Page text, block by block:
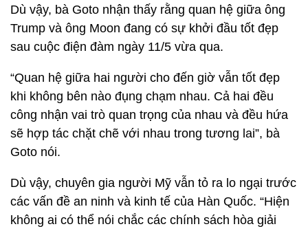
Dù vậy, bà Goto nhận thấy rằng quan hệ giữa ông
Trump và ông Moon đang có sự khởi đầu tốt đẹp
sau cuộc điện đàm ngày 11/5 vừa qua.
“Quan hệ giữa hai người cho đến giờ vẫn tốt đẹp
khi không bên nào đụng chạm nhau. Cả hai đều
công nhận vai trò quan trọng của nhau và đều hứa
sẽ hợp tác chặt chẽ với nhau trong tương lai”, bà
Goto nói.
Dù vậy, chuyên gia người Mỹ vẫn tỏ ra lo ngại trước
các vấn đề an ninh và kinh tế của Hàn Quốc. “Hiện
không ai có thể nói chắc các chính sách hòa giải